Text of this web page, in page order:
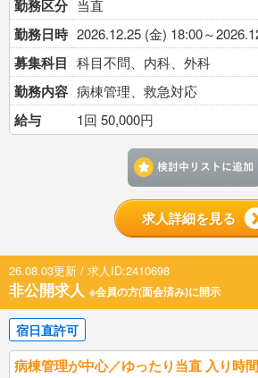
勤務区分 当直
勤務日時 2026.12.25 (金) 18:00～
募集科目 科目不問、内科、外科
勤務内容 病棟管理、救急対応
給与 1回 50,000円
求人詳細を見る
26.08.03更新 / 求人ID:2410698
非公開求人 ※会員の方(面会済み)に開示
宿日直許可
病棟管理が中心／ゆったり当直 入り時